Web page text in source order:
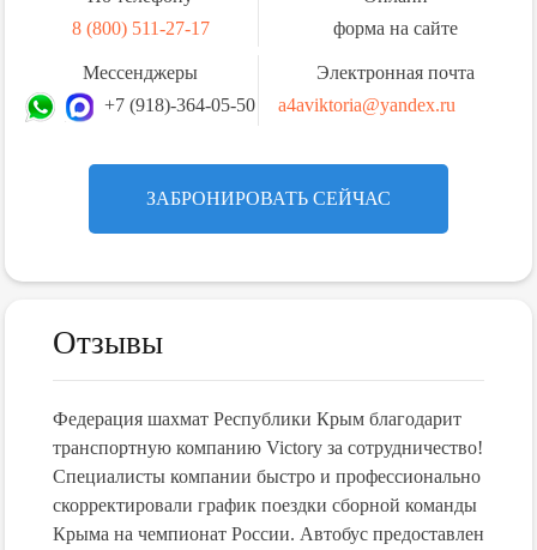
8 (800) 511-27-17
форма на сайте
Мессенджеры
+7 (918)-364-05-50
Электронная почта
a4aviktoria@yandex.ru
ЗАБРОНИРОВАТЬ СЕЙЧАС
Отзывы
Федерация шахмат Республики Крым благодарит
транспортную компанию Victory за сотрудничество!
Специалисты компании быстро и профессионально
скорректировали график поездки сборной команды
Крыма на чемпионат России. Автобус предоставлен